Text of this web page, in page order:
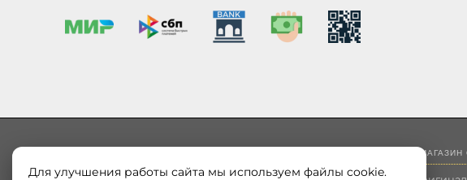
ИНТЕРНЕТ-
Для улучшения работы сайта мы используем файлы cookie.